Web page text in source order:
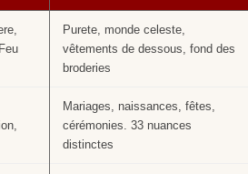
Purete, monde celeste,
vêtements de dessous, fond des
broderies
Mariages, naissances, fêtes,
cérémonies. 33 nuances
distinctes